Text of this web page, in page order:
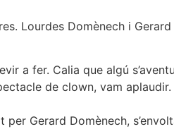
Lourdes Domènech i Gerard
a fer. Calia que algú
de clown, vam
Gerard Domènech,